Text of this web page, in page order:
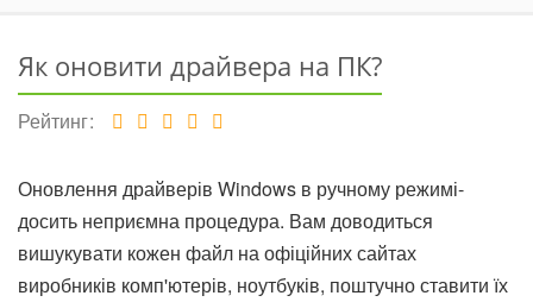
Як оновити драйвера на ПК?
Рейтинг
Оновлення драйверів Windows в ручному режимі-
досить неприємна процедура. Вам доводиться
вишукувати кожен файл на офіційних сайтах
виробників комп'ютерів, ноутбуків, поштучно ставити їх